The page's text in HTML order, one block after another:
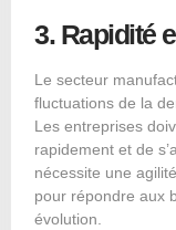
3. Rapidité
Le secteur
fluctuations de la
Les entreprises
rapidement et de
nécessite une
pour répondre aux
évolution.